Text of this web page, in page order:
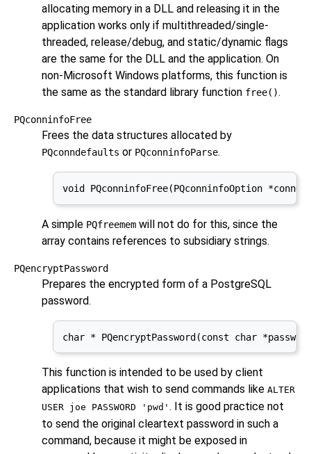
allocating memory in a DLL and releasing it in the
application works only if multithreaded/single-
threaded, release/debug, and static/dynamic flags
are the same for the DLL and the application. On
non-Microsoft Windows platforms, this function is
the same as the standard library function free().
PQconninfoFree
Frees the data structures allocated by
PQconndefaults or PQconninfoParse.
void PQconninfoFree(PQconninfoOption
A simple PQfreemem will not do for this, since the
array contains references to subsidiary strings.
PQencryptPassword
Prepares the encrypted form of a PostgreSQL
password.
char * PQencryptPassword(const char
This function is intended to be used by client
applications that wish to send commands like ALTER
USER joe PASSWORD 'pwd' . It is good practice not
to send the original cleartext password in such a
command, because it might be exposed in